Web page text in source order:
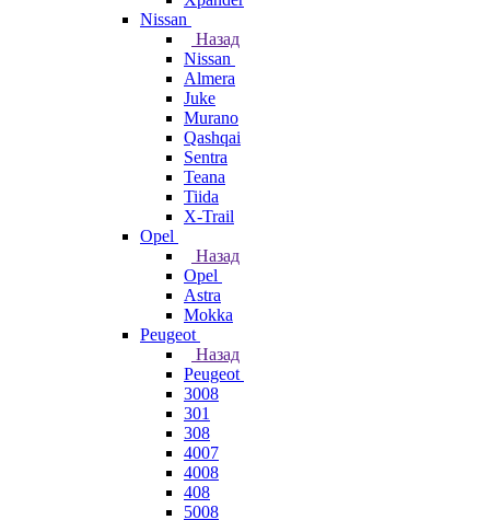
Nissan
Назад
Nissan
Almera
Juke
Murano
Qashqai
Sentra
Teana
Tiida
X-Trail
Opel
Назад
Opel
Astra
Mokka
Peugeot
Назад
Peugeot
3008
301
308
4007
4008
408
5008